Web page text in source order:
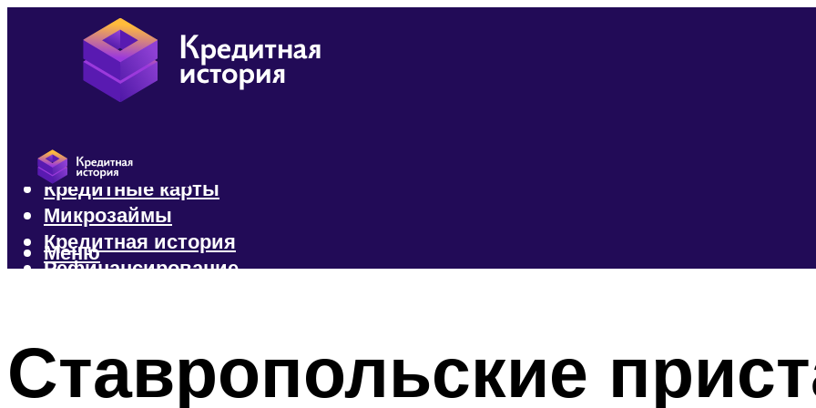
Кредиты
Кредитные карты
Микрозаймы
Кредитная история
Рефинансирование
Меню
Ставропольские